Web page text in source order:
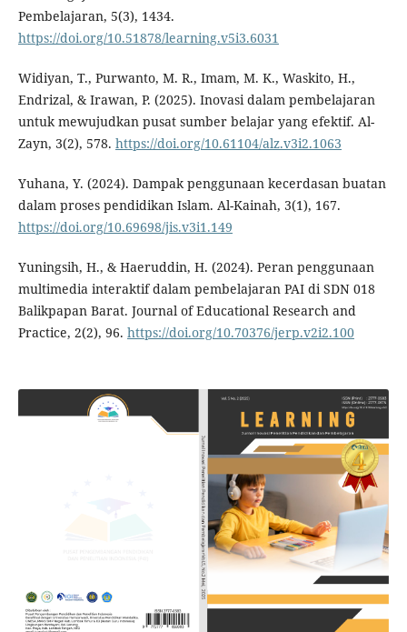
Pembelajaran, 5(3), 1434.
https://doi.org/10.51878/learning.v5i3.6031
Widiyan, T., Purwanto, M. R., Imam, M. K., Waskito, H.,
Endrizal, & Irawan, P. (2025). Inovasi dalam pembelajaran
untuk mewujudkan pusat sumber belajar yang efektif. Al-
Zayn, 3(2), 578. https://doi.org/10.61104/alz.v3i2.1063
Yuhana, Y. (2024). Dampak penggunaan kecerdasan buatan
dalam proses pendidikan Islam. Al-Kainah, 3(1), 167.
https://doi.org/10.69698/jis.v3i1.149
Yuningsih, H., & Haeruddin, H. (2024). Peran penggunaan
multimedia interaktif dalam pembelajaran PAI di SDN 018
Balikpapan Barat. Journal of Educational Research and
Practice, 2(2), 96. https://doi.org/10.70376/jerp.v2i2.100